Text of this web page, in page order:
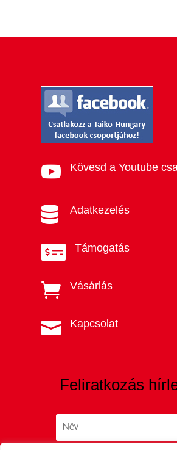
 Kövesd a Youtube
 Adatkezelés
 Támogatás
 Vásárlás
 Kapcsolat
Feliratkozás